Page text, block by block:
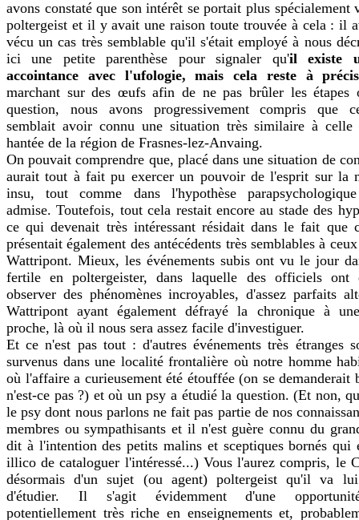
avons constaté que son intérêt se portait plus spécialement
poltergeist et il y avait une raison toute trouvée à cela : il
vécu un cas très semblable qu'il s'était employé à nous
ici une petite parenthèse pour signaler qu'il existe
accointance avec l'ufologie, mais cela reste à
marchant sur des œufs afin de ne pas brûler les étapes
question, nous avons progressivement compris que
semblait avoir connu une situation très similaire à celle
hantée de la région de Frasnes-lez-Anvaing.
On pouvait comprendre que, placé dans une situation de
aurait tout à fait pu exercer un pouvoir de l'esprit sur la
insu, tout comme dans l'hypothèse
admise. Toutefois, tout cela restait encore au stade des
ce qui devenait très intéressant résidait dans le fait que
présentait également des antécédents très semblables à
Wattripont. Mieux, les événements subis ont vu le jour
fertile en poltergeister, dans laquelle des officiels ont
observer des phénomènes incroyables, d'assez parfaits
Wattripont ayant également défrayé la chronique à
proche, là où il nous sera assez facile d'investiguer.
Et ce n'est pas tout : d'autres événements très étranges
survenus dans une localité frontalière où notre homme
où l'affaire a curieusement été étouffée (on se demanderait
n'est-ce pas ?) et où un psy a étudié la question. (Et non,
le psy dont nous parlons ne fait pas partie de nos
membres ou sympathisants et il n'est guère connu du
dit à l'intention des petits malins et sceptiques bornés qui
illico de cataloguer l'intéressé...) Vous l'aurez compris, le
désormais d'un sujet (ou agent) poltergeist qu'il va
d'étudier. Il s'agit évidemment d'une
potentiellement très riche en enseignements et,